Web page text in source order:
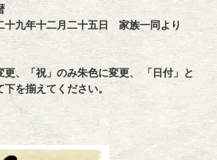
十九年十二月二十五日 家族一同より
更、「祝」のみ朱色に変更、 「日付」と
を揃えてください。